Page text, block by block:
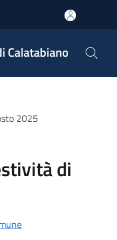
Calatabiano
2025
di